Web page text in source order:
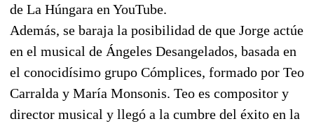
de La Húngara en YouTube.
Además, se baraja la posibilidad de que Jorge actúe
en el musical de Ángeles Desangelados, basada en
el conocidísimo grupo Cómplices, formado por Teo
Carralda y María Monsonis. Teo es compositor y
director musical y llegó a la cumbre del éxito en la